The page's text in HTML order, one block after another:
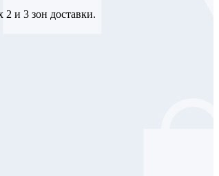
2 и 3 зон доставки.